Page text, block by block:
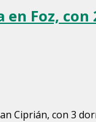
en Foz,